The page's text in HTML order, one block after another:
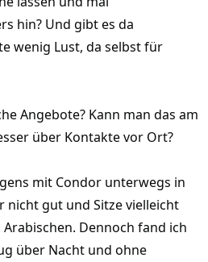
hin? Und gibt es da
wenig Lust, da selbst für
Angebote? Kann man das am
über Kontakte vor Ort?
mit Condor unterwegs in
nicht gut und Sitze vielleicht
Dennoch fand ich
über Nacht und ohne